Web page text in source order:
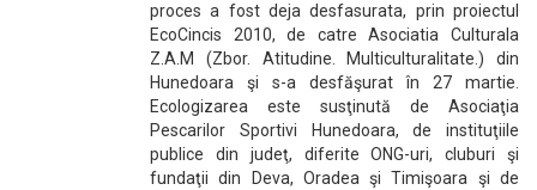
proces a fost deja desfasurata, prin proiectul
EcoCincis 2010, de catre Asociatia Culturala
Z.A.M (Zbor. Atitudine. Multiculturalitate.) din
Hunedoara şi s-a desfăşurat în 27 martie.
Ecologizarea este susţinută de Asociaţia
Pescarilor Sportivi Hunedoara, de instituţiile
publice din judeţ, diferite ONG-uri, cluburi şi
fundaţii din Deva, Oradea şi Timişoara şi de